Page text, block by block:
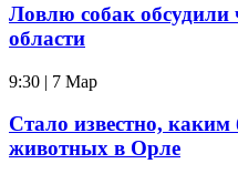
Ловлю собак
области
9:30 | 7 Мар
Стало известно, каким
животных в Орле